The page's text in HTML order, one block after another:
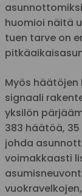
huomioi näitä
tuen tarve on
Myös
signaali
yksilön
383 häätöä, 35
johda
voimakkaasti